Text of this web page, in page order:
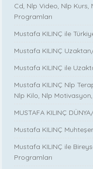
Cd, Nlp Video, Nlp Kurs,
Programları
Mustafa KILINÇ ile
Mustafa KILINÇ
Mustafa KILINÇ ile
Mustafa KILINÇ Nlp
Nlp Kilo, Nlp
MUSTAFA KILINÇ
Mustafa KILINÇ
Mustafa KILINÇ ile
Programları